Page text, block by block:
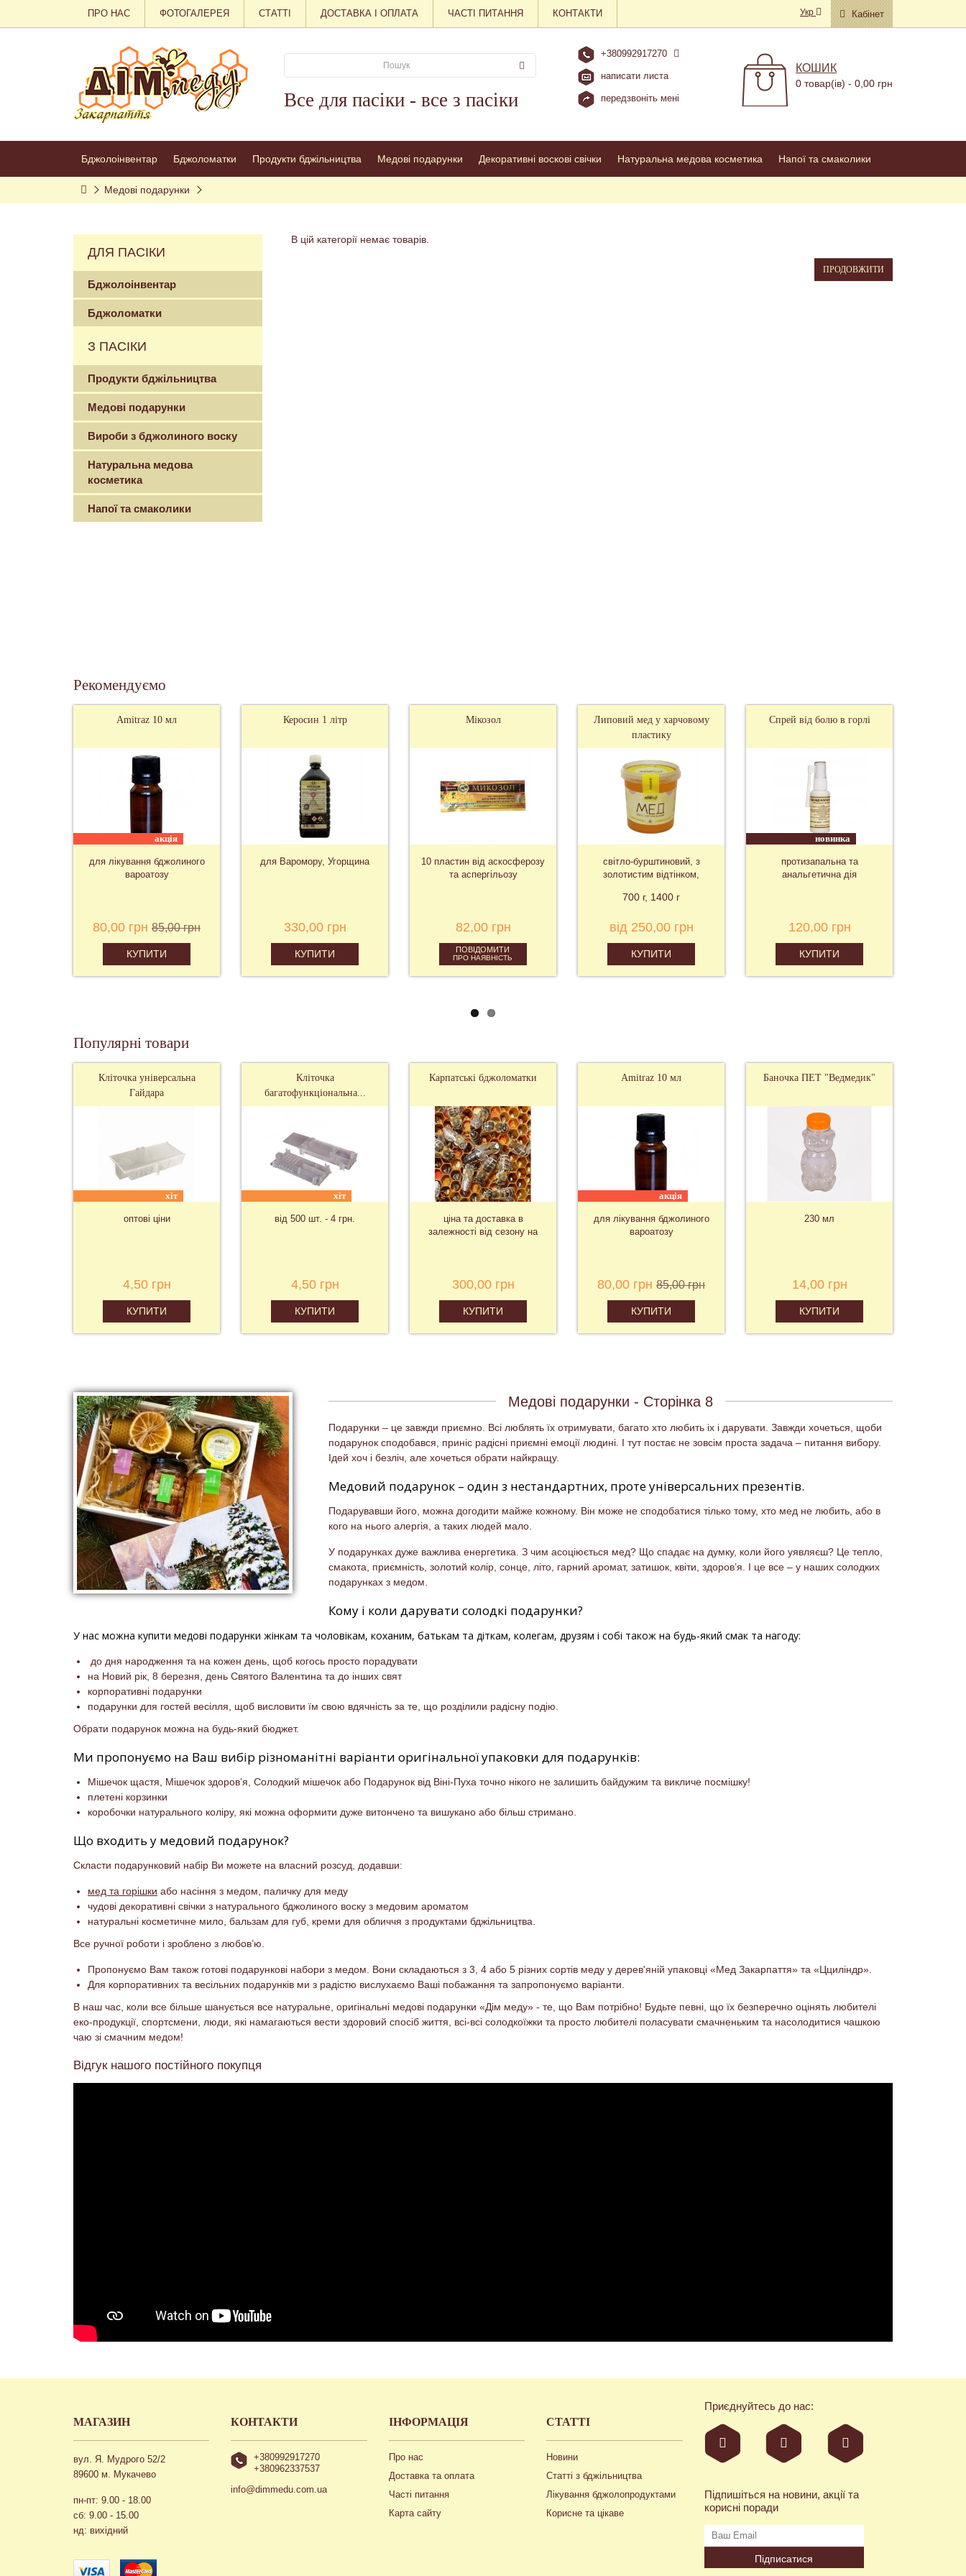
ПРО НАС ФОТОГАЛЕРЕЯ СТАТТІ ДОСТАВКА І ОПЛАТА ЧАСТІ ПИТАННЯ КОНТАКТИ Кабінет
Укр
Все для пасіки - все з пасіки
+380992917270
написати листа
передзвоніть мені
КОШИК
0 товар(ів) - 0,00 грн
Бджолоінвентар Бджоломатки Продукти бджільництва Медові подарунки Декоративні воскові свічки Натуральна медова косметика Напої та смаколики
Медові подарунки
ДЛЯ ПАСІКИ
Бджолоінвентар
Бджоломатки
З ПАСІКИ
Продукти бджільництва
Медові подарунки
Вироби з бджолиного воску
Натуральна медова
косметика
Напої та смаколики
В цій категорії немає товарів.
ПРОДОВЖИТИ
Рекомендуємо
для лікування бджолиного
85,00 грн
для Варомору, Угорщина
330,00 грн
10 пластин від аскосферозу
Липовий мед у харчовому
світло-бурштиновий, з
золотистим відтінком,
Спрей від болю в горлі
протизапальна та
Джентерський стільник
Популярні товари
Кліточка універсальна
Гайдара
хіт
оптові ціни
4,50 грн
КУПИТИ
Кліточка
багатофункціональна...
хіт
від 500 шт. - 4 грн.
4,50 грн
КУПИТИ
Карпатські бджоломатки
ціна та доставка в
залежності від сезону на
300,00 грн
КУПИТИ
Amitraz 10 мл
акція
для лікування бджолиного
вароатозу
80,00 грн 85,00 грн
КУПИТИ
Баночка ПЕТ "Ведмедик"
230 мл
14,00 грн
КУПИТИ
Медові подарунки - Сторінка 8
Подарунки – це завжди приємно. Всі люблять їх отримувати, багато хто любить іх і дарувати. Завжди хочеться, щоби
подарунок сподобався, приніс радісні приємні емоції людині. І тут постає не зовсім проста задача – питання вибору.
Ідей хоч і безліч, але хочеться обрати найкращу.
Медовий подарунок – один з нестандартних, проте універсальних презентів.
Подарувавши його, можна догодити майже кожному. Він може не сподобатися тілько тому, хто мед не любить, або в
кого на нього алергія, а таких людей мало.
У подарунках дуже важлива енергетика. З чим асоціюється мед? Що спадає на думку, коли його уявляєш? Це тепло,
смакота, приємність, золотий колір, сонце, літо, гарний аромат, затишок, квіти, здоров’я. І це все – у наших солодких
подарунках з медом.
Кому і коли дарувати солодкі подарунки?
У нас можна купити медові подарунки жінкам та чоловікам, коханим, батькам та діткам, колегам, друзям і собі також на будь-який смак та нагоду:
до дня народження та на кожен день, щоб когось просто порадувати
на Новий рік, 8 березня, день Святого Валентина та до інших свят
корпоративні подарунки
подарунки для гостей весілля, щоб висловити їм свою вдячність за те, що розділили радісну подію.
Обрати подарунок можна на будь-який бюджет.
Ми пропонуємо на Ваш вибір різноманітні варіанти оригінальної упаковки для подарунків:
Мішечок щастя, Мішечок здоров’я, Солодкий мішечок або Подарунок від Віні-Пуха точно нікого не залишить байдужим та викличе посмішку!
плетені корзинки
коробочки натурального коліру, які можна оформити дуже витончено та вишукано або більш стримано.
Що входить у медовий подарунок?
Скласти подарунковий набір Ви можете на власний розсуд, додавши:
мед та горішки або насіння з медом, паличку для меду
чудові декоративні свічки з натурального бджолиного воску з медовим ароматом
натуральні косметичне мило, бальзам для губ, креми для обличчя з продуктами бджільництва.
Все ручної роботи і зроблено з любов’ю.
Пропонуємо Вам також готові подарункові набори з медом. Вони складаються з 3, 4 або 5 різних сортів меду у дерев'яній упаковці «Мед Закарпаття» та «Цциліндр».
Для корпоративних та весільних подарунків ми з радістю вислухаємо Ваші побажання та запропонуємо варіанти.
В наш час, коли все більше шанується все натуральне, оригінальні медові подарунки «Дім меду» - те, що Вам потрібно! Будьте певні, що їх безперечно оцінять любителі
еко-продукції, спортсмени, люди, які намагаються вести здоровий спосіб життя, всі-всі солодкоїжки та просто любителі поласувати смачненьким та насолодитися чашкою
чаю зі смачним медом!
Відгук нашого постійного покупця
МАГАЗИН
вул. Я. Мудрого 52/2
89600 м. Мукачево
пн-пт: 9.00 - 18.00
сб: 9.00 - 15.00
нд: вихідний
КОНТАКТИ
+380992917270
+380962337537
info@dimmedu.com.ua
ІНФОРМАЦІЯ
Про нас
Доставка та оплата
Часті питання
Карта сайту
СТАТТІ
Новини
Статті з бджільництва
Лікування бджолопродуктами
Корисне та цікаве
Приєднуйтесь до нас:
Підпишіться на новини, акції та
корисні поради
Підписатися